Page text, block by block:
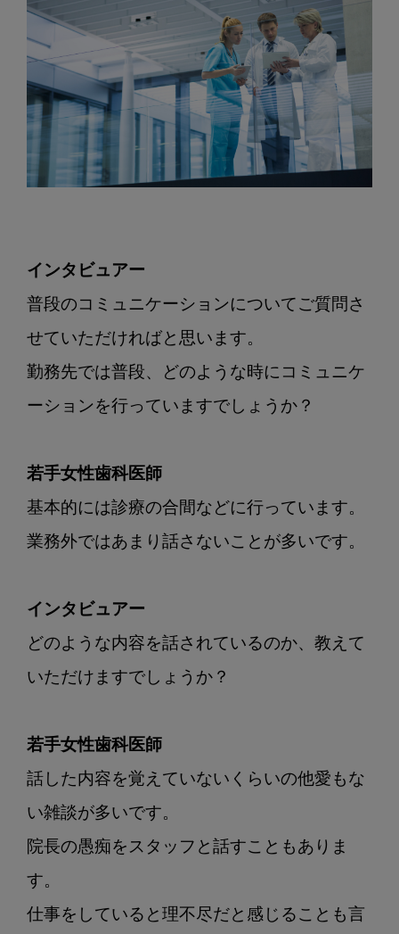
インタビュアー
普段のコミュニケーションについてご質問さ
せていただければと思います。
勤務先では普段、どのような時にコミュニケ
ーションを行っていますでしょうか？
若手女性歯科医師
基本的には診療の合間などに行っています。
業務外ではあまり話さないことが多いです。
インタビュアー
どのような内容を話されているのか、教えて
いただけますでしょうか？
若手女性歯科医師
話した内容を覚えていないくらいの他愛もな
い雑談が多いです。
院長の愚痴をスタッフと話すこともありま
す。
仕事をしていると理不尽だと感じることも言